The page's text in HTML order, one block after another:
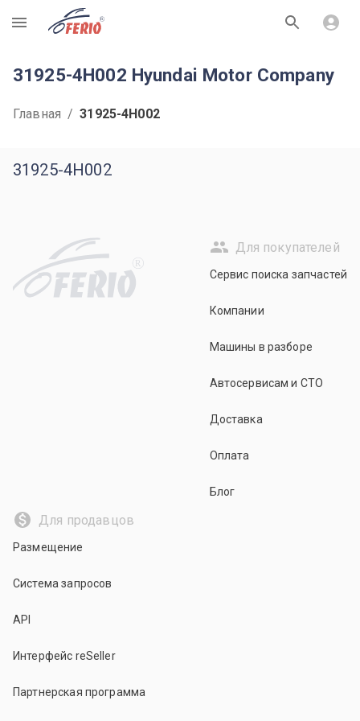
R
31925-4H002 Hyundai Motor Company
Главная / 31925-4H002
31925-4H002
R
Для покупателей
Сервис поиска запчастей
Компании
Машины в разборе
Автосервисам и СТО
Доставка
Оплата
Блог
Для продавцов
Размещение
Система запросов
API
Интерфейс reSeller
Партнерская программа